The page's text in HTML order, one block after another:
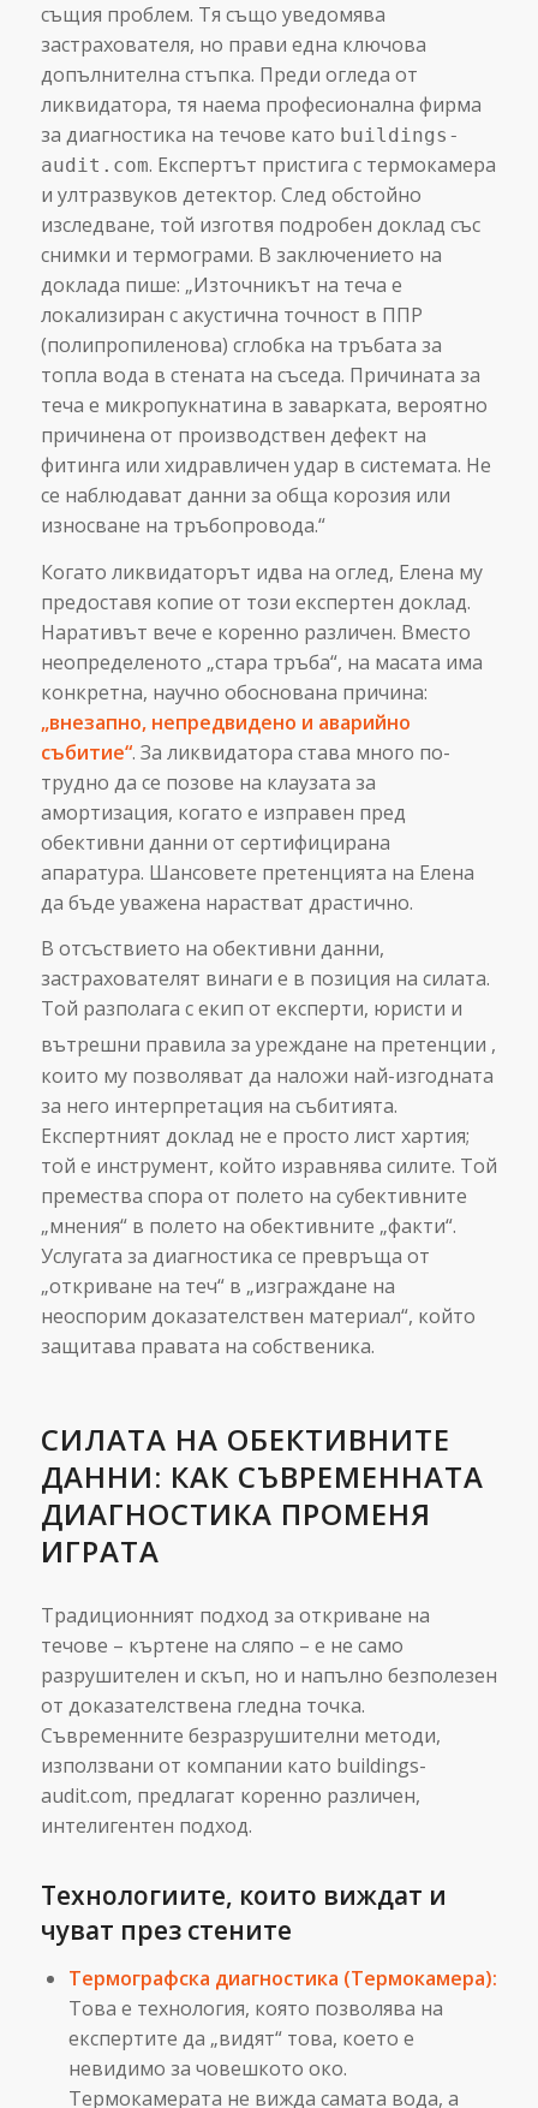
същия проблем. Тя също уведомява
застрахователя, но прави една ключова
допълнителна стъпка. Преди огледа от
ликвидатора, тя наема професионална фирма
за диагностика на течове като buildings-
audit.com. Експертът пристига с термокамера
и ултразвуков детектор. След обстойно
изследване, той изготвя подробен доклад със
снимки и термограми. В заключението на
доклада пише: „Източникът на теча е
локализиран с акустична точност в ППР
(полипропиленова) сглобка на тръбата за
топла вода в стената на съседа. Причината за
теча е микропукнатина в заварката, вероятно
причинена от производствен дефект на
фитинга или хидравличен удар в системата. Не
се наблюдават данни за обща корозия или
износване на тръбопровода.“
Когато ликвидаторът идва на оглед, Елена му
предоставя копие от този експертен доклад.
Наративът вече е коренно различен. Вместо
неопределеното „стара тръба“, на масата има
конкретна, научно обоснована причина:
„внезапно, непредвидено и аварийно
събитие“. За ликвидатора става много по-
трудно да се позове на клаузата за
амортизация, когато е изправен пред
обективни данни от сертифицирана
апаратура. Шансовете претенцията на Елена
да бъде уважена нарастват драстично.
В отсъствието на обективни данни,
застрахователят винаги е в позиция на силата.
Той разполага с екип от експерти, юристи и
вътрешни правила за уреждане на претенции ,
които му позволяват да наложи най-изгодната
за него интерпретация на събитията.
Експертният доклад не е просто лист хартия;
той е инструмент, който изравнява силите. Той
премества спора от полето на субективните
„мнения“ в полето на обективните „факти“.
Услугата за диагностика се превръща от
„откриване на теч“ в „изграждане на
неоспорим доказателствен материал“, който
защитава правата на собственика.
СИЛАТА НА ОБЕКТИВНИТЕ
ДАННИ: КАК СЪВРЕМЕННАТА
ДИАГНОСТИКА ПРОМЕНЯ
ИГРАТА
Традиционният подход за откриване на
течове – къртене на сляпо – е не само
разрушителен и скъп, но и напълно безполезен
от доказателствена гледна точка.
Съвременните безразрушителни методи,
използвани от компании като buildings-
audit.com, предлагат коренно различен,
интелигентен подход.
Технологиите, които виждат и
чуват през стените
Термографска диагностика (Термокамера):
Това е технология, която позволява на
експертите да „видят“ това, което е
невидимо за човешкото око.
Термокамерата не вижда самата вода, а